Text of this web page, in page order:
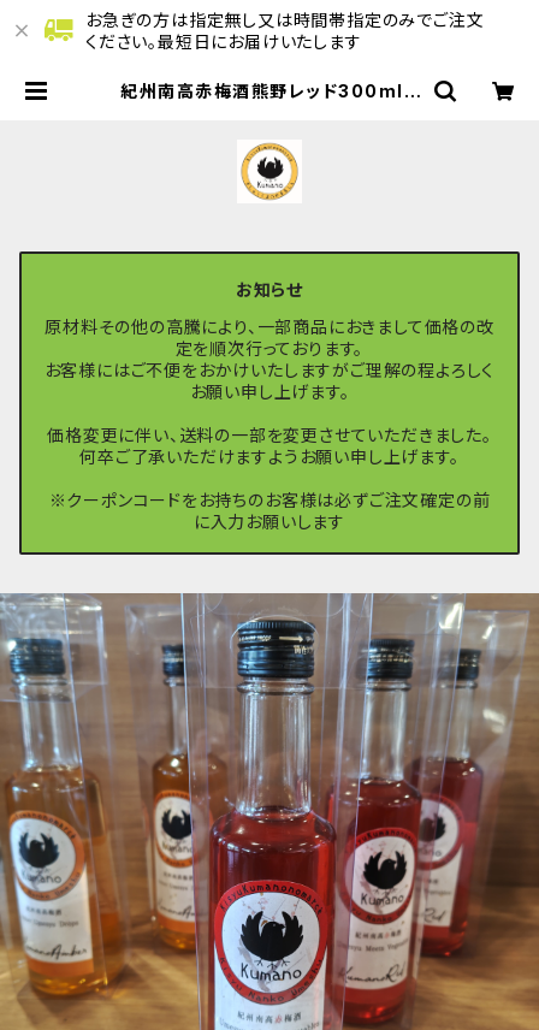
お急ぎの方は指定無し又は時間帯指定のみでご注文
ください。最短日にお届けいたします
紀州南高赤梅酒熊野レッド300ml |
お知らせ
原材料その他の高騰により、一部商品におきまして価格の改
定を順次行っております。
お客様にはご不便をおかけいたしますがご理解の程よろしく
お願い申し上げます。
価格変更に伴い、送料の一部を変更させていただきました。
何卒ご了承いただけますようお願い申し上げます。
※クーポンコードをお持ちのお客様は必ずご注文確定の前
に入力お願いします